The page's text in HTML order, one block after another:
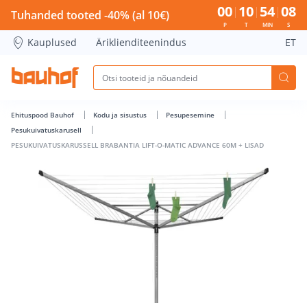
PESUKUIVATUSKARUSSELL BRABANTIA LIFT-O-MATIC
Tuhanded tooted -40% (al 10€) 00
P
10
T
54
MIN
07
S
Kauplused Äriklienditeenindus ET
Ehituspood Bauhof Kodu ja sisustus
Pesupesemine
Pesukuivatuskarusell
PESUKUIVATUSKARUSSELL BRABANTIA LIFT-O-MATIC ADVANCE 60M + LISAD